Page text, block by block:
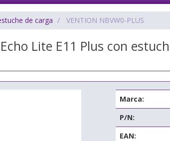
de carga VENTION NBVW0-PLUS
Lite E11 Plus con
Marca:
P/N:
EAN: